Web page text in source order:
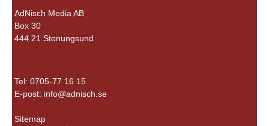
AdNisch Media AB
Box 30
444 21 Stenungsund
Tel: 0705-77 16 15
E-post: info@adnisch.se
Sitemap